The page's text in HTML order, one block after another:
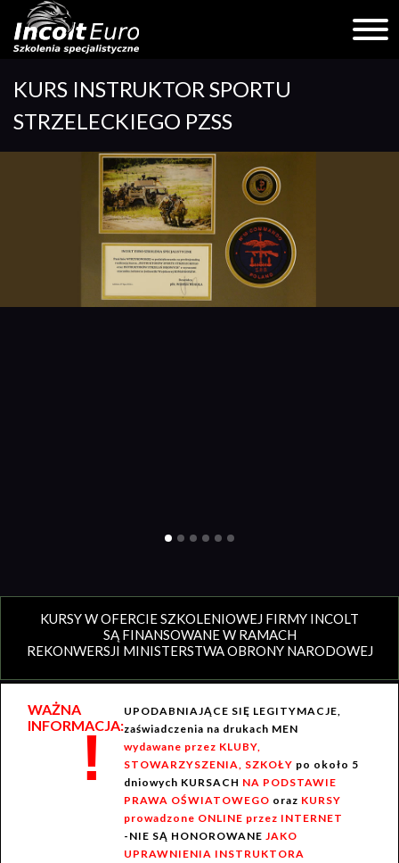
content
KURS INSTRUKTOR SPORTU
STRZELECKIEGO PZSS
KURSY W OFERCIE SZKOLENIOWEJ FIRMY INCOLT
SĄ FINANSOWANE W RAMACH
REKONWERSJI MINISTERSTWA OBRONY NARODOWEJ
WAŻNA
INFORMACJA:
!
UPODABNIAJĄCE SIĘ LEGITYMACJE,
zaświadczenia na drukach MEN
wydawane przez KLUBY,
STOWARZYSZENIA, SZKOŁY po około 5
dniowych KURSACH NA PODSTAWIE
PRAWA OŚWIATOWEGO oraz KURSY
prowadzone ONLINE przez INTERNET
-NIE SĄ HONOROWANE JAKO
UPRAWNIENIA INSTRUKTORA